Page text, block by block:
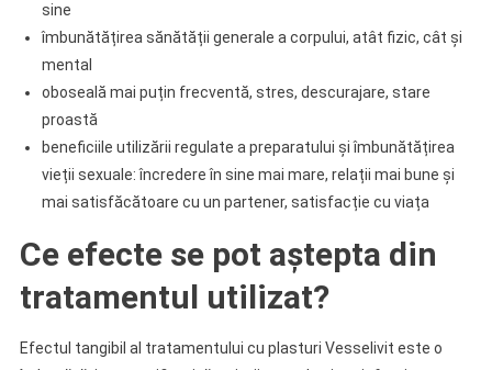
sine
îmbunătățirea sănătății generale a corpului, atât fizic, cât și
mental
oboseală mai puțin frecventă, stres, descurajare, stare
proastă
beneficiile utilizării regulate a preparatului și îmbunătățirea
vieții sexuale: încredere în sine mai mare, relații mai bune și
mai satisfăcătoare cu un partener, satisfacție cu viața
Ce efecte se pot aștepta din
tratamentul utilizat?
Efectul tangibil al tratamentului cu plasturi Vesselivit este o